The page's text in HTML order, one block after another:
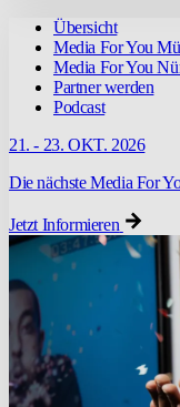
Übersicht
Media For You
Media For You
Partner werden
Podcast
21. - 23. OKT. 2026
Die nächste Media For
Jetzt Informieren